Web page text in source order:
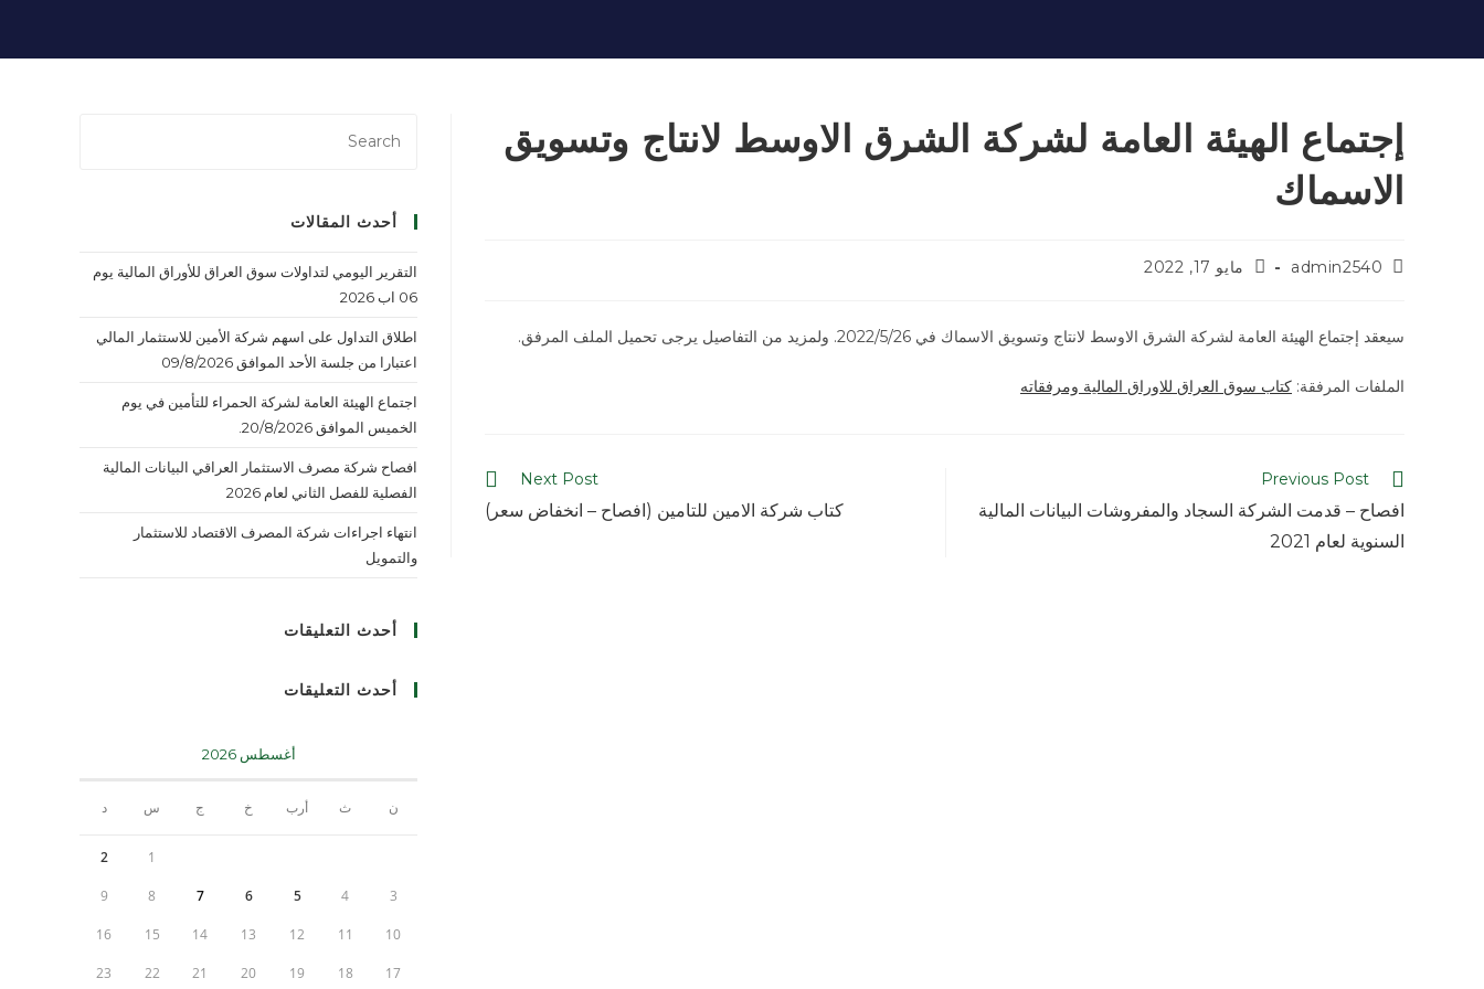
إجتماع الهيئة العامة لشركة الشرق الاوسط لانتاج وتسويق
الاسماك
admin2540 مايو 17, 2022
سيعقد إجتماع الهيئة العامة لشركة الشرق الاوسط لانتاج وتسويق الاسماك في 2022/5/26. ولمزيد من التفاصيل يرجى تحميل الملف المرفق.
الملفات المرفقة: كتاب سوق العراق للاوراق المالية ومرفقاته
Previous Post
افصاح – قدمت الشركة السجاد والمفروشات البيانات المالية
السنوية لعام 2021
Next Post
كتاب شركة الامين للتامين (افصاح – انخفاض سعر)
أحدث المقالات
التقرير اليومي لتداولات سوق العراق للأوراق المالية يوم
06 اب 2026
اطلاق التداول على اسهم شركة الأمين للاستثمار المالي
اعتبارا من جلسة الأحد الموافق 09/8/2026
اجتماع الهيئة العامة لشركة الحمراء للتأمين في يوم
الخميس الموافق 20/8/2026.
افصاح شركة مصرف الاستثمار العراقي البيانات المالية
الفصلية للفصل الثاني لعام 2026
انتهاء اجراءات شركة المصرف الاقتصاد للاستثمار
والتمويل
أحدث التعليقات
أحدث التعليقات
أغسطس 2026
ن ث أرب خ ج س د
1
2
3
4
5
6
7
8
9
10
11
12
13
14
15
16
17
18
19
20
21
22
23